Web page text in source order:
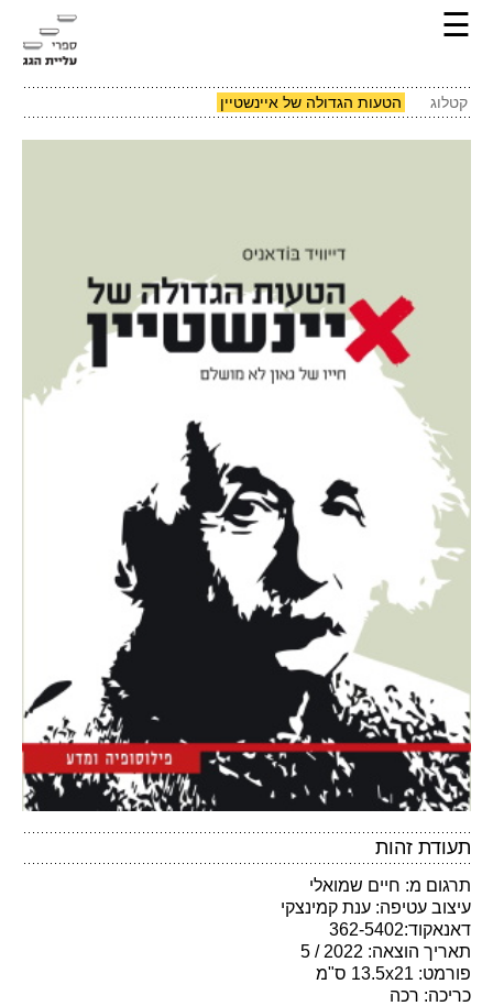
☰
קטלוג הטעות הגדולה של איינשטיין
תעודת זהות
תרגום מ: חיים שמואלי
עיצוב עטיפה: ענת קמינצקי
דאנאקוד:362-5402
תאריך הוצאה: 2022 / 5
פורמט: 13.5x21 ס"מ
כריכה: רכה